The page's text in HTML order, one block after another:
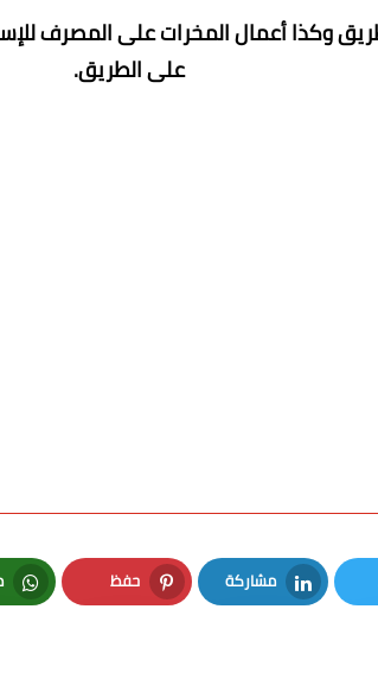
وكذا أعمال المخرات على المصرف
على الطريق.
مشاركة
LinkedIn
حفظ
Pinterest